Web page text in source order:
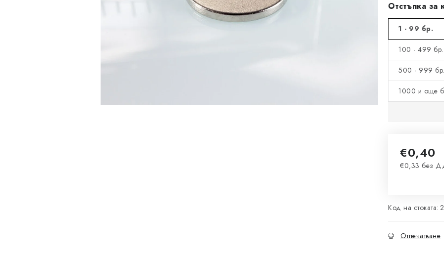
Отстъпка за
1 - 99 бр.
100 - 499 бр.
500 - 999 бр.
1000 и още
€0,40
€0,33 без
Код на стоката:
Отпечатване